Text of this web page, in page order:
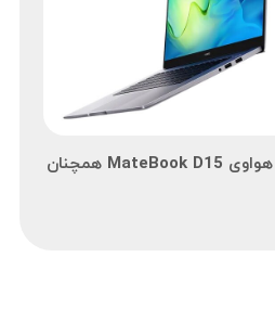
چرا نسخه 2021 لپ‌تاپ هواوی MateBook D15 همچنان